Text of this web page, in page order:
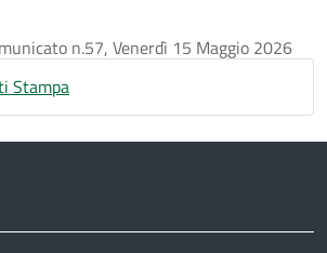
n.57, Venerdì 15 Maggio 2026
Stampa